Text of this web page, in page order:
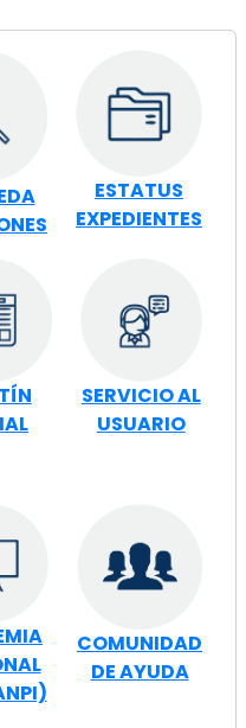
ESTATUS
EXPEDIENTES
SERVICIO AL
USUARIO
COMUNIDAD
DE AYUDA